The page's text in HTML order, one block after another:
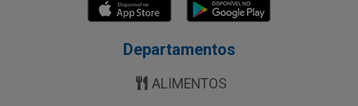
Departamentos
ALIMENTOS